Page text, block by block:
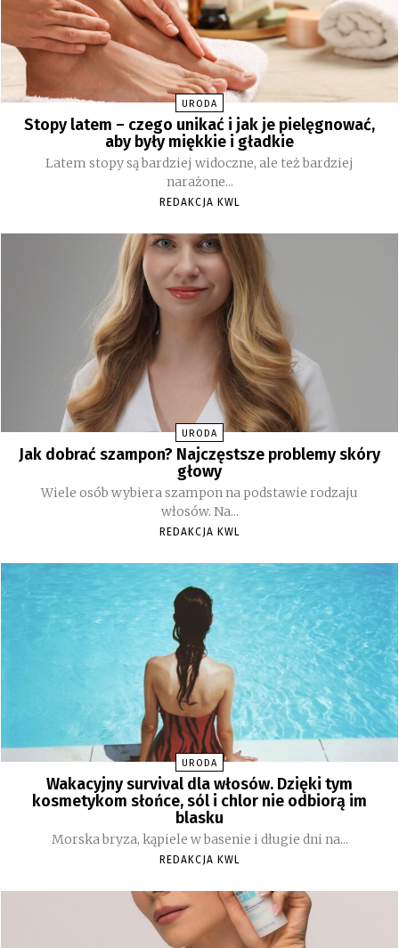
URODA
Stopy latem – czego unikać i jak je pielęgnować,
aby były miękkie i gładkie
Latem stopy są bardziej widoczne, ale też bardziej
narażone...
REDAKCJA KWL
URODA
Jak dobrać szampon? Najczęstsze problemy skóry
głowy
Wiele osób wybiera szampon na podstawie rodzaju
włosów. Na...
REDAKCJA KWL
URODA
Wakacyjny survival dla włosów. Dzięki tym
kosmetykom słońce, sól i chlor nie odbiorą im
blasku
Morska bryza, kąpiele w basenie i długie dni na...
REDAKCJA KWL